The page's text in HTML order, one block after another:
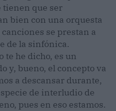
tienen que ser
bien con una orquesta
se prestan a
de la sinfónica.
te he dicho, es un
y, bueno, el concepto va
a descansar durante,
de interludio de
pues en eso estamos.